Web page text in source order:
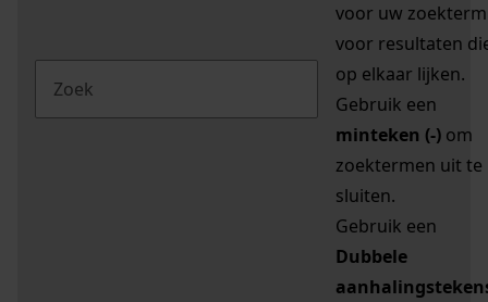
voor uw zoekterm
voor resultaten
op elkaar lijken.
Gebruik een
minteken (-) om
zoektermen uit te
sluiten.
Gebruik een
Dubbele